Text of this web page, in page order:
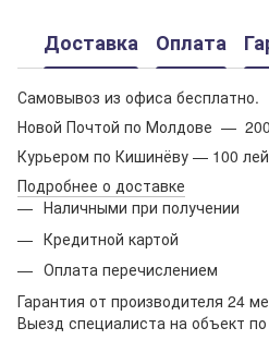
Доставка Оплата
Самовывоз из офиса бесплатно.
Новой Почтой по Молдове —
Курьером по Кишинёву — 100
Подробнее о доставке
Наличными при получении
Кредитной картой
Оплата перечислением
Гарантия от производителя 24
Выезд специалиста на объект